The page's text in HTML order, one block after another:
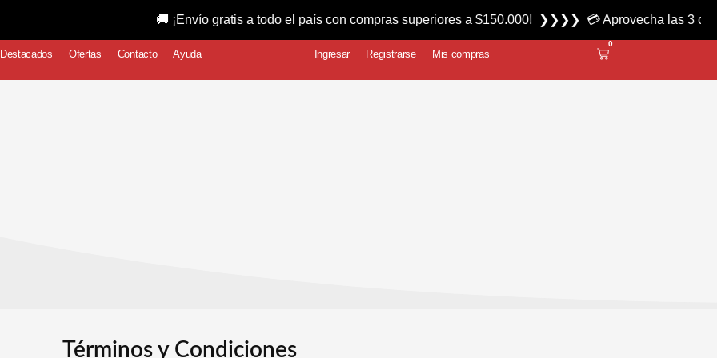
Destacados Ofertas Contacto Ayuda Ingresar Registrarse Mis compras
0
Términos y Condiciones
🚚 ¡Envío gratis a todo el país con compras superiores a $150.000! ❯❯❯❯ 💳 Aprovecha las 3 cuotas sin